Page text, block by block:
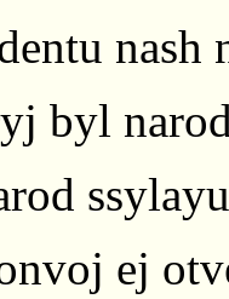
nash
byl
ej